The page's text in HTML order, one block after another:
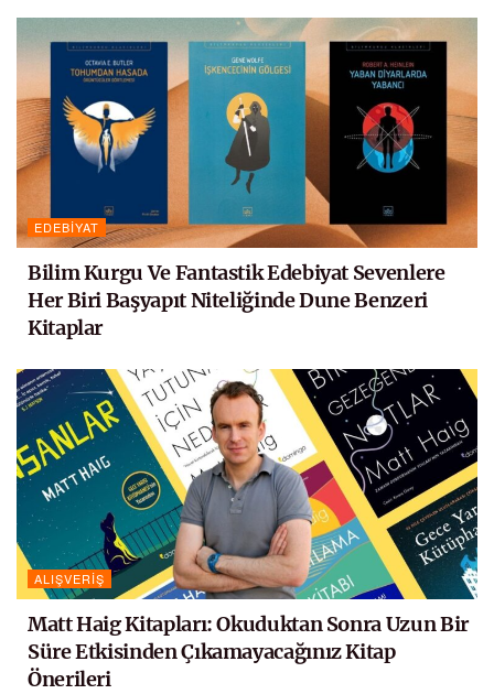
EDEBIYAT
Bilim Kurgu Ve Fantastik Edebiyat Sevenlere
Her Biri Başyapıt Niteliğinde Dune Benzeri
Kitaplar
ALIŞVERIŞ
Matt Haig Kitapları: Okuduktan Sonra Uzun Bir
Süre Etkisinden Çıkamayacağınız Kitap
Önerileri